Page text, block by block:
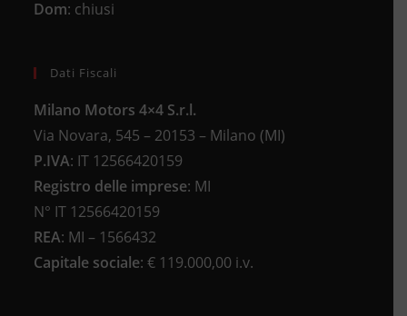
Dom: chiusi
Dati Fiscali
Milano Motors 4×4 S.r.l.
Via Novara, 545 – 20153 – Milano (MI)
P.IVA: IT 12566420159
Registro delle imprese: MI
N° IT 12566420159
REA: MI – 1566432
Capitale sociale: € 119.000,00 i.v.